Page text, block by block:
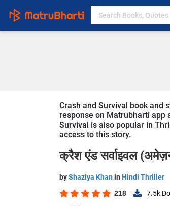
Crash and Survival book and
response on Matrubharti app
Survival is also popular in
access to this story.
क्रैश एंड सर्वाइवल
byShaziya Khan in Hindi Thriller
218 7.5k